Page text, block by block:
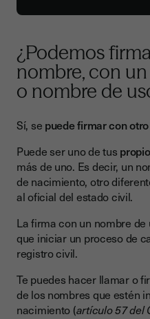
¿Podemos
nombre, con
o nombre de
Sí, se puede firmar con
Puede ser uno de tus
más de uno. Es decir, un
de nacimiento, otro
al oficial del estado civil.
La firma con un nombre
que iniciar un proceso de
registro civil.
Te puedes hacer llamar o
de los nombres que estén
nacimiento (artículo 57 del